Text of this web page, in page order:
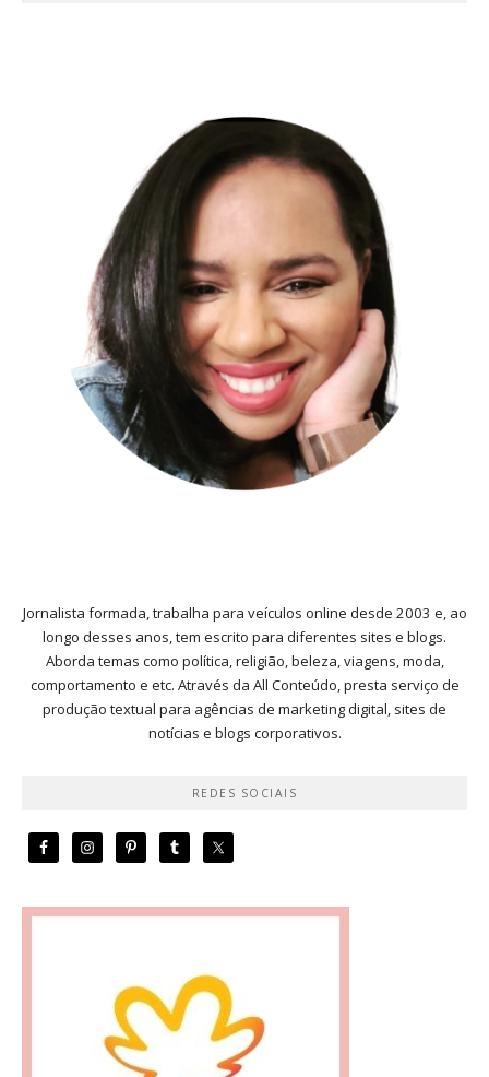
Jornalista formada, trabalha para veículos online desde 2003 e, ao
longo desses anos, tem escrito para diferentes sites e blogs.
Aborda temas como política, religião, beleza, viagens, moda,
comportamento e etc. Através da All Conteúdo, presta serviço de
produção textual para agências de marketing digital, sites de
notícias e blogs corporativos.
REDES SOCIAIS